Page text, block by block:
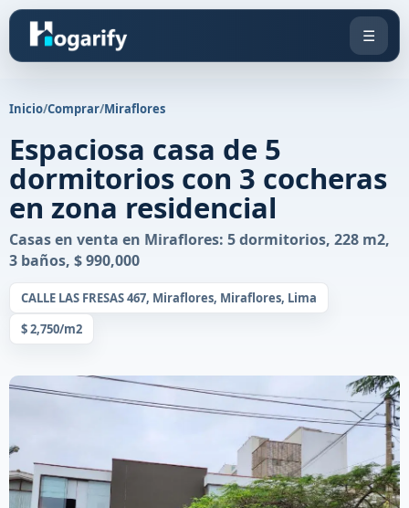
☰
Inicio/Comprar/Miraflores
Espaciosa casa de 5
dormitorios con 3 cocheras
en zona residencial
Casas en venta en Miraflores: 5 dormitorios, 228 m2,
3 baños, $ 990,000
CALLE LAS FRESAS 467, Miraflores, Miraflores, Lima
$ 2,750/m2